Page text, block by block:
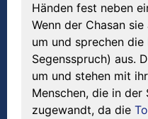
Händen fest neben
Wenn der Chasan
um und sprechen die
Segensspruch) aus.
um und stehen mit
Menschen, die in der
zugewandt, da die